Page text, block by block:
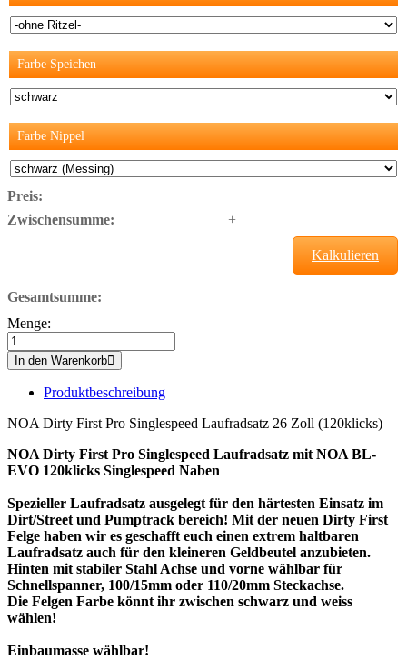
Farbe Speichen
Farbe Nippel
Preis:
Zwischensumme:
+
Kalkulieren
Gesamtsumme:
Menge:
In den Warenkorb
Produktbeschreibung
NOA Dirty First Pro Singlespeed Laufradsatz 26 Zoll (120klicks)
NOA Dirty First Pro Singlespeed Laufradsatz mit NOA BL-
EVO 120klicks Singlespeed Naben
Spezieller Laufradsatz ausgelegt für den härtesten Einsatz im
Dirt/Street und Pumptrack bereich! Mit der neuen Dirty First
Felge haben wir es geschafft euch einen extrem haltbaren
Laufradsatz auch für den kleineren Geldbeutel anzubieten.
Hinten mit stabiler Stahl Achse und vorne wählbar für
Schnellspanner, 100/15mm oder 110/20mm Steckachse.
Die Felgen Farbe könnt ihr zwischen schwarz und weiss
wählen!
Einbaumasse wählbar!